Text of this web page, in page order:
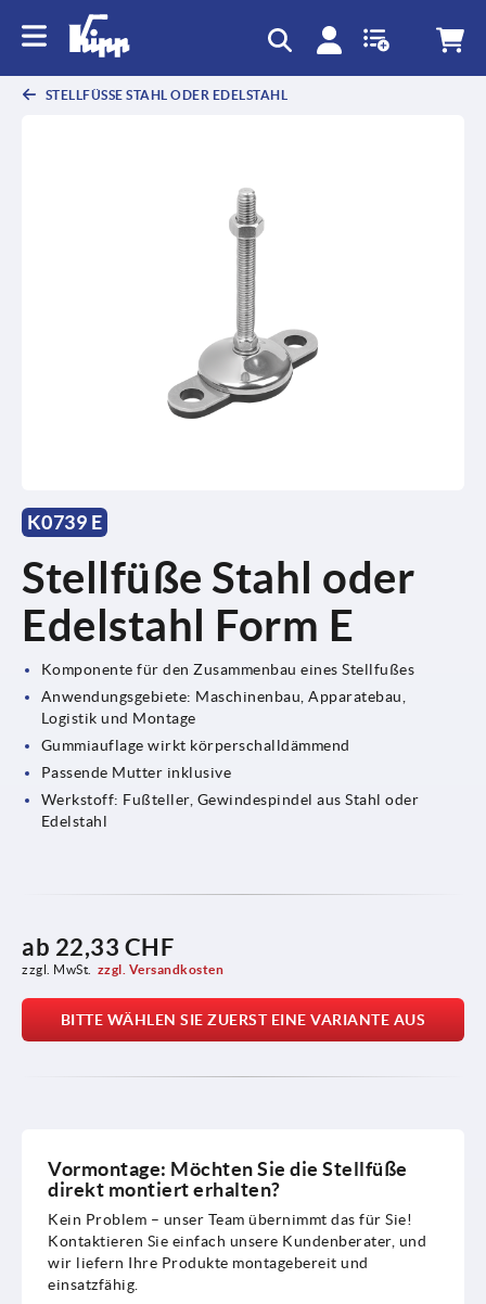
STELLFÜSSE STAHL ODER EDELSTAHL
K0739 E
Stellfüße Stahl oder
Edelstahl Form E
Komponente für den Zusammenbau eines Stellfußes
Anwendungsgebiete: Maschinenbau, Apparatebau,
Logistik und Montage
Gummiauflage wirkt körperschalldämmend
Passende Mutter inklusive
Werkstoff: Fußteller, Gewindespindel aus Stahl oder
Edelstahl
ab 22,33 CHF
zzgl. MwSt. zzgl. Versandkosten
BITTE WÄHLEN SIE ZUERST EINE VARIANTE AUS
Vormontage: Möchten Sie die Stellfüße
direkt montiert erhalten?
Kein Problem – unser Team übernimmt das für Sie!
Kontaktieren Sie einfach unsere Kundenberater, und
wir liefern Ihre Produkte montagebereit und
einsatzfähig.